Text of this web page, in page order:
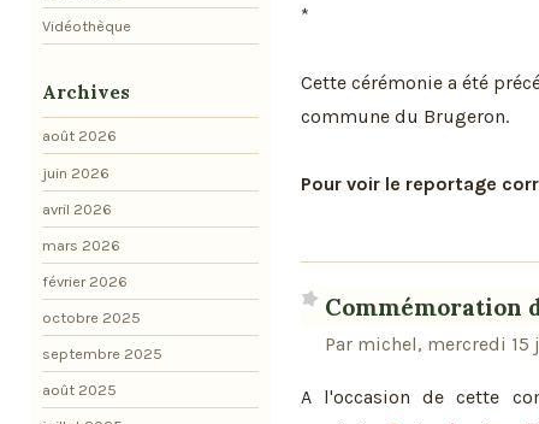
*
Cette cérémonie a été
commune du Brugeron.
Pour voir le reportage
Commémoration
Par michel, mercredi
A l'occasion de cette
Vidéothèque
Archives
août 2026
juin 2026
avril 2026
mars 2026
février 2026
octobre 2025
septembre 2025
août 2025